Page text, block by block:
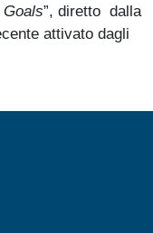
”, diretto dalla
attivato dagli